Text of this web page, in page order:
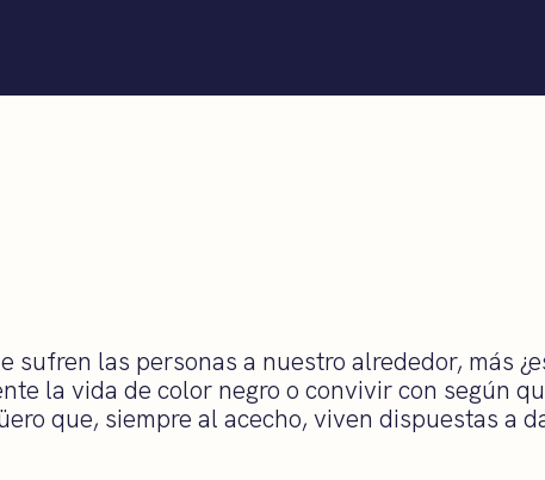
sufren las personas a nuestro alrededor, más
la vida de color negro o convivir con según
que, siempre al acecho, viven dispuestas a